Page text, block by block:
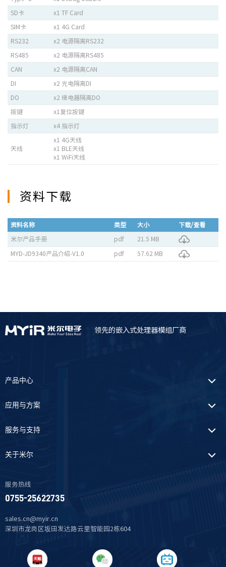
SD卡 x1 TF Card
SIM卡 x1 4G Card
RS232 x2 电源隔离RS232
RS485 x2 电源隔离RS485
CAN x2 电源隔离CAN
DI x2 光电隔离DI
DO x2 继电器隔离DO
按键 x1复位按键
指示灯 x4 指示灯
天线
x1 4G天线
x1 BLE天线
x1 WiFi天线
资料下载
资料名称 类型 大小 下载/查看
米尔产品手册 pdf 21.5 MB
MYD-JD9340产品介绍-V1.0 pdf 57.62 MB
领先的嵌入式处理器模组厂商
产品中心
应用与方案
服务与支持
关于米尔
服务热线
0755-25622735
sales.cn@myir.cn
深圳市龙岗区坂田发达路云里智能园2栋604